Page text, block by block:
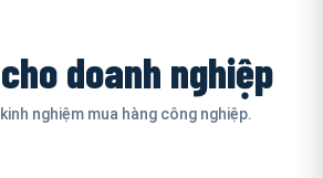
doanh nghiệp
nghiệm mua hàng công nghiệp.